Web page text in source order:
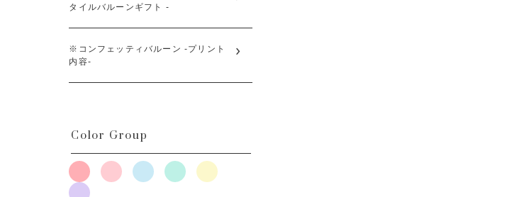
タイルバルーンギフト -
※コンフェッティバルーン -プリント
内容-
Color Group